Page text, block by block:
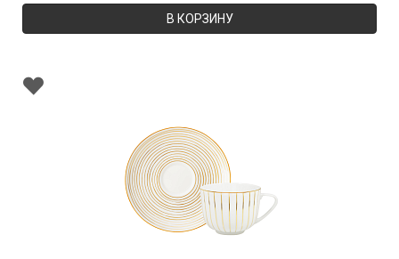
В КОРЗИНУ